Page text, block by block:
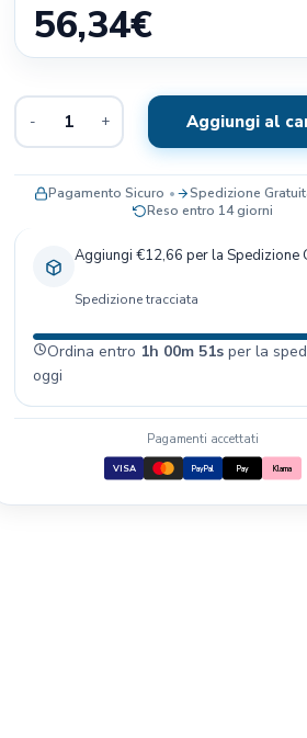
Exclusion
Terra Canis
Baldecchi
JRS- PET CARE
Blue Sky Clayworks
56,34€
- + Aggiungi al
Pagamento Sicuro
Spedizione
Reso entro 14 giorni
Aggiungi €12,66 per la Spedizione
Spedizione tracciata
Ordina entro 1h 00m 50sper la
oggi
Pagamenti accettati
VISA PayPal Pay Klarna